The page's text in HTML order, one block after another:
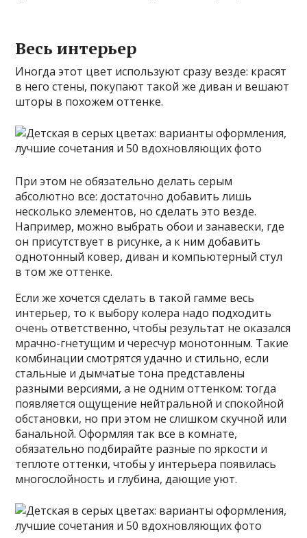
Весь интерьер
Иногда этот цвет используют сразу везде: красят
в него стены, покупают такой же диван и вешают
шторы в похожем оттенке.
При этом не обязательно делать серым
абсолютно все: достаточно добавить лишь
несколько элементов, но сделать это везде.
Например, можно выбрать обои и занавески, где
он присутствует в рисунке, а к ним добавить
однотонный ковер, диван и компьютерный стул
в том же оттенке.
Если же хочется сделать в такой гамме весь
интерьер, то к выбору колера надо подходить
очень ответственно, чтобы результат не оказался
мрачно-гнетущим и чересчур монотонным. Такие
комбинации смотрятся удачно и стильно, если
стальные и дымчатые тона представлены
разными версиями, а не одним оттенком: тогда
появляется ощущение нейтральной и спокойной
обстановки, но при этом не слишком скучной или
банальной. Оформляя так все в комнате,
обязательно подбирайте разные по яркости и
теплоте оттенки, чтобы у интерьера появилась
многослойность и глубина, дающие уют.